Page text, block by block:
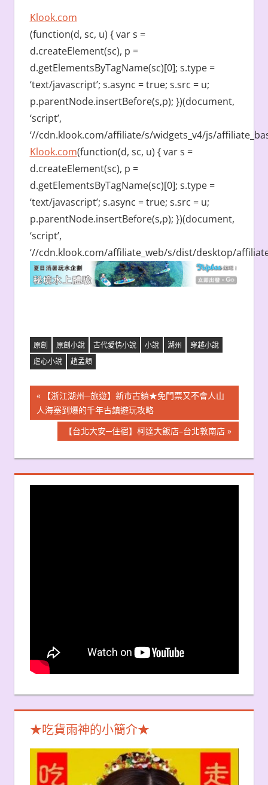
Klook.com
(function(d, sc, u) { var s =
d.createElement(sc), p =
d.getElementsByTagName(sc)[0]; s.type =
‘text/javascript’; s.async = true; s.src = u;
p.parentNode.insertBefore(s,p); })(document,
‘script’,
‘//cdn.klook.com/affiliate/s/widgets_v4/js/
Klook.com(function(d, sc, u) { var s =
d.createElement(sc), p =
d.getElementsByTagName(sc)[0]; s.type =
‘text/javascript’; s.async = true; s.src = u;
p.parentNode.insertBefore(s,p); })(document,
‘script’,
‘//cdn.klook.com/affiliate_web/s/dist/desktop/
原創 原創小說 古代愛情小說 小說 湖州
穿越小說
虐心小說
趙孟頫
文
章
覽
Previous
Post:
【浙江湖州─旅遊】新市古鎮★免門票又不會人山
人海塞到爆的千年古鎮遊玩攻略
Next
Post:
【台北大安─住宿】柯達大飯店–台北敦南店
★吃貨雨神的小簡介★